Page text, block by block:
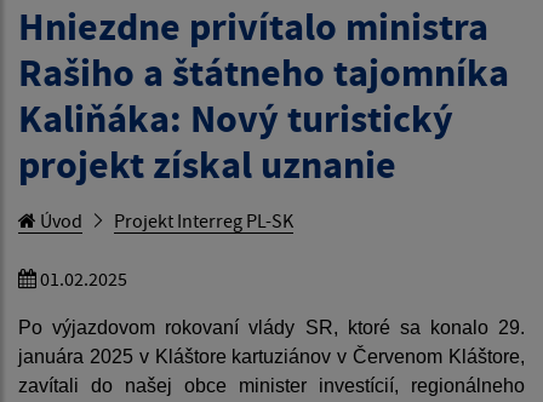
Hniezdne privítalo ministra
Rašiho a štátneho tajomníka
Kaliňáka: Nový turistický
projekt získal uznanie
Úvod Projekt Interreg PL-SK
01.02.2025
Po výjazdovom rokovaní vlády SR, ktoré sa konalo 29.
januára 2025 v Kláštore kartuziánov v Červenom Kláštore,
zavítali do našej obce minister investícií, regionálneho